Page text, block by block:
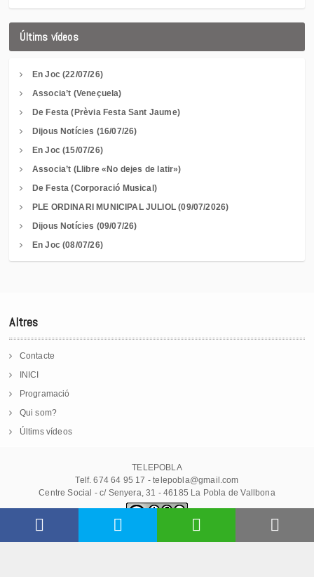
Últims vídeos
En Joc (22/07/26)
Associa’t (Veneçuela)
De Festa (Prèvia Festa Sant Jaume)
Dijous Notícies (16/07/26)
En Joc (15/07/26)
Associa’t (Llibre «No dejes de latir»)
De Festa (Corporació Musical)
PLE ORDINARI MUNICIPAL JULIOL (09/07/2026)
Dijous Notícies (09/07/26)
En Joc (08/07/26)
Altres
Contacte
INICI
Programació
Qui som?
Últims vídeos
TELEPOBLA
Telf. 674 64 95 17 - telepobla@gmail.com
Centre Social - c/ Senyera, 31 - 46185 La Pobla de Vallbona